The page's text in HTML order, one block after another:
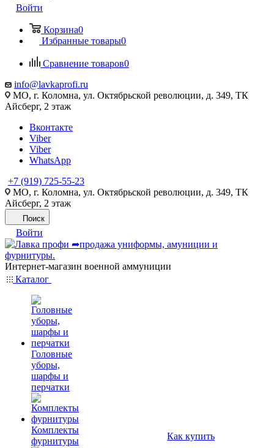
Войти
Корзина0
Избранные товары0
Сравнение товаров0
info@lavkaprofi.ru
МО, г. Коломна, ул. Октябрьской революции, д. 349, ТК
Айсберг, 2 этаж
Вконтакте
Viber
Viber
WhatsApp
+7 (919) 725-55-23
МО, г. Коломна, ул. Октябрьской революции, д. 349, ТК
Айсберг, 2 этаж
Поиск
Войти
Интернет-магазин военной аммуниции
Каталог
Головные
уборы,
шарфы и
перчатки
Комплекты
фурнитуры
Как купить